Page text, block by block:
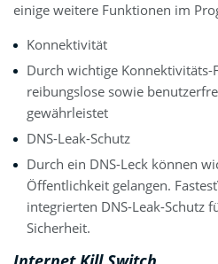
einige weitere Funktionen im
Konnektivität
Durch wichtige
reibungslose sowie
gewährleistet
DNS-Leak-Schutz
Durch ein DNS-Leck können
Öffentlichkeit gelangen.
integrierten DNS-Leak-Schutz
Sicherheit.